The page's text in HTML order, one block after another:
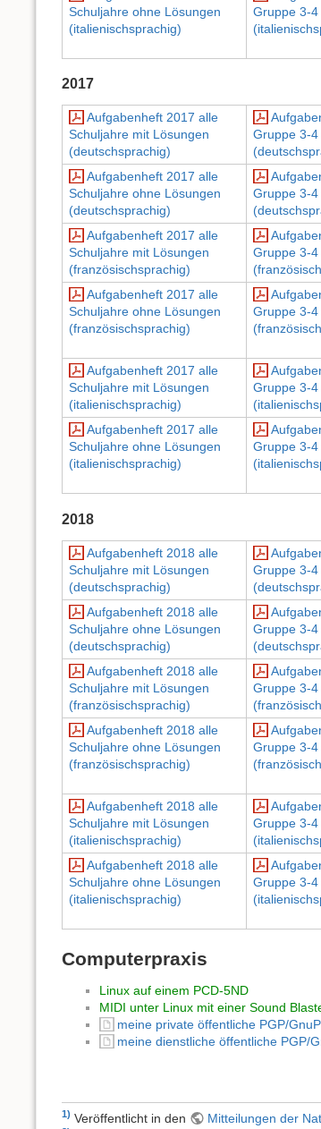
Schuljahre ohne Lösungen
(italienischsprachig)
Gruppe 3-
2017
Aufgabenheft 2017 alle
Schuljahre mit Lösungen
(deutschsprachig)
Gruppe 3-
Aufgabenheft 2017 alle
Schuljahre ohne Lösungen
(deutschsprachig)
Gruppe 3-
Aufgabenheft 2017 alle
Schuljahre mit Lösungen
(französischsprachig)
Gruppe 3-
Aufgabenheft 2017 alle
Schuljahre ohne Lösungen
(französischsprachig)
Gruppe 3-
Aufgabenheft 2017 alle
Schuljahre mit Lösungen
(italienischsprachig)
Gruppe 3-
Aufgabenheft 2017 alle
Schuljahre ohne Lösungen
(italienischsprachig)
Gruppe 3-
2018
Aufgabenheft 2018 alle
Schuljahre mit Lösungen
(deutschsprachig)
Gruppe 3-
Aufgabenheft 2018 alle
Schuljahre ohne Lösungen
(deutschsprachig)
Gruppe 3-
Aufgabenheft 2018 alle
Schuljahre mit Lösungen
(französischsprachig)
Gruppe 3-
Aufgabenheft 2018 alle
Schuljahre ohne Lösungen
(französischsprachig)
Gruppe 3-
Aufgabenheft 2018 alle
Schuljahre mit Lösungen
(italienischsprachig)
Gruppe 3-
Aufgabenheft 2018 alle
Schuljahre ohne Lösungen
(italienischsprachig)
Gruppe 3-
Computerpraxis
Linux auf einem PCD-5ND
MIDI unter Linux mit einer Sound
meine private öffentliche PGP/
meine dienstliche öffentliche PGP/
1) Veröffentlicht in den Mitteilungen der